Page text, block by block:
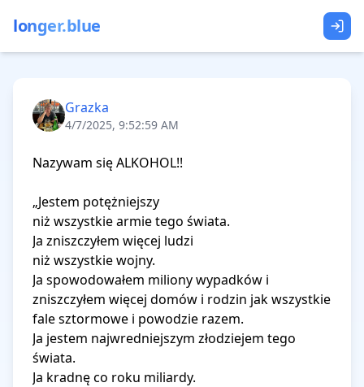
longer.blue
Grazka
4/7/2025, 9:52:59 AM
Nazywam się ALKOHOL!!
„Jestem potężniejszy
niż wszystkie armie tego świata.
Ja zniszczyłem więcej ludzi
niż wszystkie wojny.
Ja spowodowałem miliony wypadków i
zniszczyłem więcej domów i rodzin jak wszystkie
fale sztormowe i powodzie razem.
Ja jestem najwredniejszym złodziejem tego
świata.
Ja kradnę co roku miliardy.